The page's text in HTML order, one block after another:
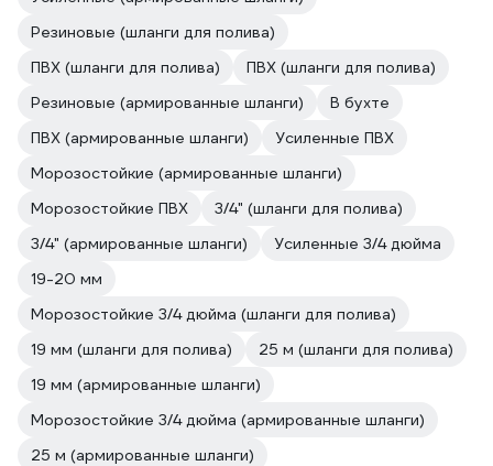
Резиновые (шланги для полива)
ПВХ (шланги для полива)
ПВХ (шланги для полива)
Резиновые (армированные шланги)
В бухте
ПВХ (армированные шланги)
Усиленные ПВХ
Морозостойкие (армированные шланги)
Морозостойкие ПВХ
3/4" (шланги для полива)
3/4" (армированные шланги)
Усиленные 3/4 дюйма
19-20 мм
Морозостойкие 3/4 дюйма (шланги для полива)
19 мм (шланги для полива)
25 м (шланги для полива)
19 мм (армированные шланги)
Морозостойкие 3/4 дюйма (армированные шланги)
25 м (армированные шланги)